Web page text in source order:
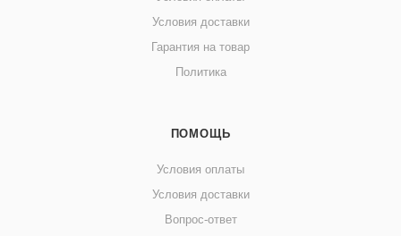
Условия доставки
Гарантия на товар
Политика
ПОМОЩЬ
Условия оплаты
Условия доставки
Вопрос-ответ